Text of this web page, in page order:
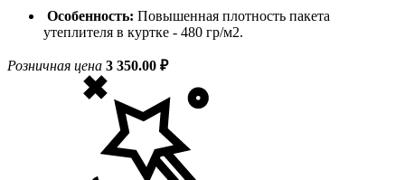
Особенность: Повышенная плотность пакета
утеплителя в куртке - 480 гр/м2.
Розничная цена 3 350.00 ₽